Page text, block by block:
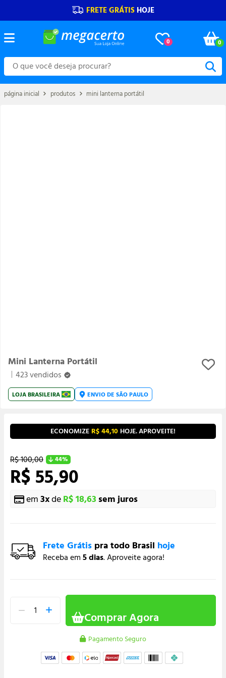
FRETE GRÁTISHOJE
0 0
página inicial produtos mini lanterna portátil
Mini Lanterna Portátil
423 vendidos
LOJABRASILEIRA ENVIO DE SÃO PAULO
ECONOMIZE R$ 44,10 HOJE. APROVEITE!
R$ 100,00 44%
R$ 55,90
em 3xde R$ 18,63 sem juros
Frete Grátis pra todo Brasil hoje
Receba em 5 dias. Aproveite agora!
Comprar Agora
Pagamento Seguro